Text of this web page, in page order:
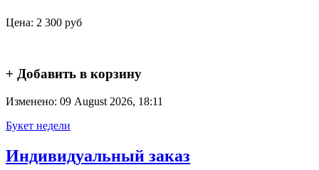
Цена: 2 300 руб
+ Добавить в корзину
Изменено: 09 August 2026, 18:11
Букет недели
Индивидуальный заказ